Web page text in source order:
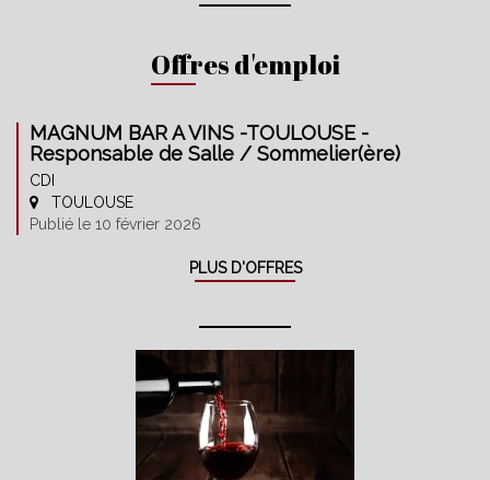
Offres d'emploi
MAGNUM BAR A VINS -TOULOUSE -
Responsable de Salle / Sommelier(ère)
CDI
TOULOUSE
Publié le 10 février 2026
PLUS D'OFFRES